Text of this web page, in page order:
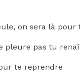
on sera là pour
pleure pas tu
te reprendre